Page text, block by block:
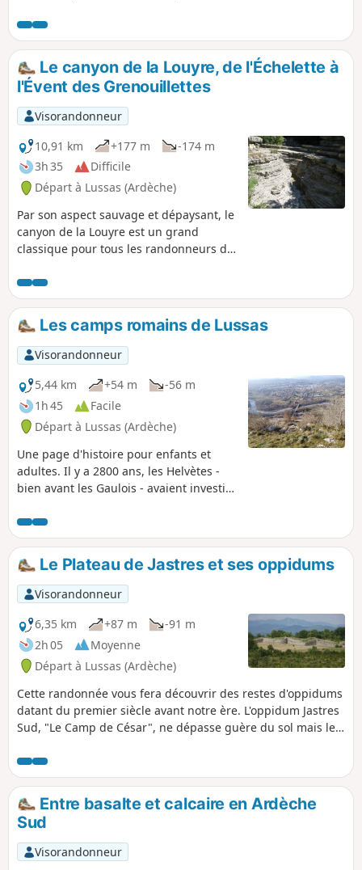
cerisiers. À voir de préférence en automne quand les
châtaigniers changent de couleur ou au printemps quand
les cerisiers sont en fleurs.
Le canyon de la Louyre, de l'Échelette à
l'Évent des Grenouillettes
Visorandonneur
10,91 km
+177 m
-174 m
3h 35
Difficile
Départ à Lussas (Ardèche)
Par son aspect sauvage et dépaysant, le
canyon de la Louyre est un grand
classique pour tous les randonneurs de
faire la remontée d'un bout à l'autre,
puis de revenir par le haut avec de
belles vues d'ensemble. En prime,
depuis cette année, on peut à nouveau
observer les traces du travail des
castors. La remontée du canyon n'est
pas très facile, à un ou deux endroits il
faut "mettre les mains", mais elle est
tout à fait faisable, même avec des
enfants.
Les camps romains de Lussas
Visorandonneur
5,44 km
+54 m
-56 m
1h 45
Facile
Départ à Lussas (Ardèche)
Une page d'histoire pour enfants et
adultes. Il y a 2800 ans, les Helvètes -
bien avant les Gaulois - avaient investi
villages fortifiés sur les hauteurs des
falaises. Jules César lui-même a qualifié
d'"Oppidum" ces lieux fermés et isolés.
Les Romains, ayant colonisé la région à
partir du 1er siècle de notre ère, finirent
le travail. Plus au Sud, le "Camp de
César", camp romain. Le sentier de
retour longe la falaise très près du
bord, soyez vigilants.
Le Plateau de Jastres et ses oppidums
Visorandonneur
6,35 km
+87 m
-91 m
2h 05
Moyenne
Départ à Lussas (Ardèche)
Cette randonnée vous fera découvrir des restes d'oppidums
datant du premier siècle avant notre ère. L'oppidum Jastres
Sud, "Le Camp de César", ne dépasse guère du sol mais le
pour ceux qui ne seraient pas sensibles aux vestiges
historiques, le sentier en bordure du plateau offre de
magnifiques points de vue sur l'Ardèche.
Entre basalte et calcaire en Ardèche
Sud
Visorandonneur